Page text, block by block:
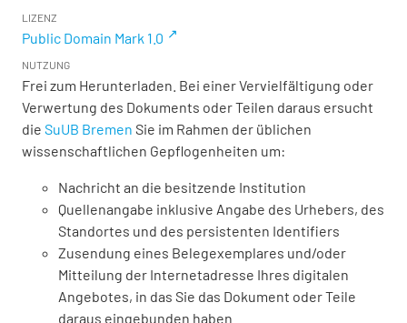
LIZENZ
Public Domain Mark 1.0
NUTZUNG
Frei zum Herunterladen. Bei einer Vervielfältigung oder
Verwertung des Dokuments oder Teilen daraus ersucht
die SuUB Bremen Sie im Rahmen der üblichen
wissenschaftlichen Gepflogenheiten um:
Nachricht an die besitzende Institution
Quellenangabe inklusive Angabe des Urhebers, des
Standortes und des persistenten Identifiers
Zusendung eines Belegexemplares und/oder
Mitteilung der Internetadresse Ihres digitalen
Angebotes, in das Sie das Dokument oder Teile
daraus eingebunden haben